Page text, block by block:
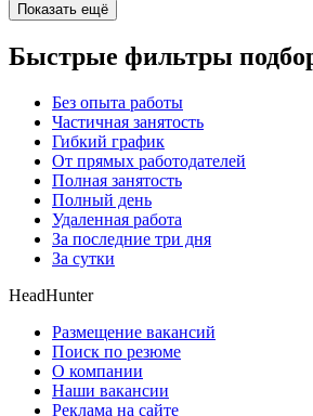
Показать ещё
Быстрые фильтры
Без опыта работы
Частичная занятость
Гибкий график
От прямых работодателей
Полная занятость
Полный день
Удаленная работа
За последние три дня
За сутки
HeadHunter
Размещение вакансий
Поиск по резюме
О компании
Наши вакансии
Реклама на сайте